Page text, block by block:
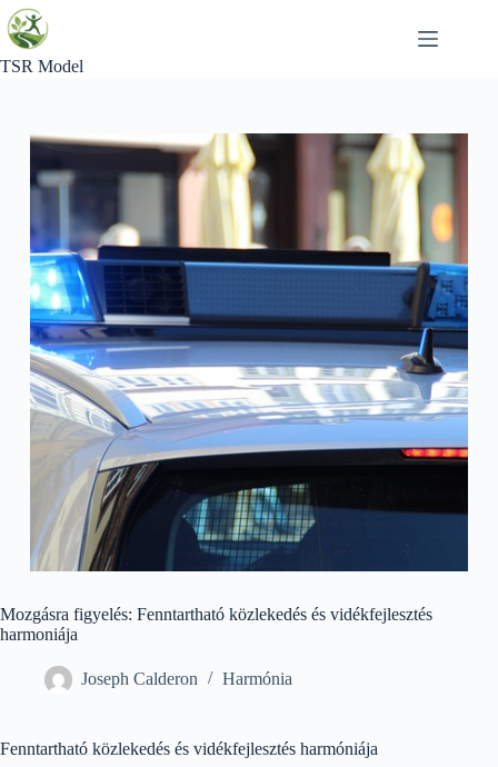
Skip
to
content
TSR Model
Mozgásra figyelés: Fenntartható közlekedés és vidékfejlesztés
harmoniája
Joseph Calderon Harmónia
Fenntartható közlekedés és vidékfejlesztés harmóniája